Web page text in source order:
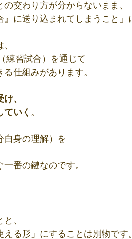
の交わり方が分からないまま、
に送り込まれてしまうこと」
練習試合）を通じて
仕組みがあります。
、
ていく 。
自身の理解）を
番の鍵なのです。
、
る形」にすることは別物です。